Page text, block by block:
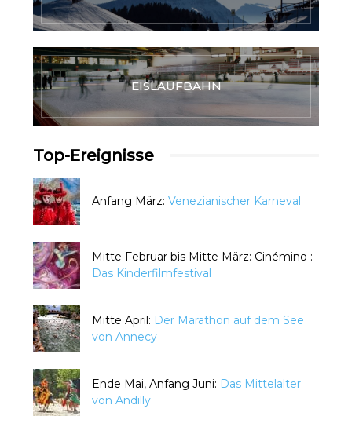
EISLAUFBAHN
Top-Ereignisse
Anfang März: Venezianischer Karneval
Mitte Februar bis Mitte März: Cinémino :
Das Kinderfilmfestival
Mitte April: Der Marathon auf dem See
von Annecy
Ende Mai, Anfang Juni: Das Mittelalter
von Andilly